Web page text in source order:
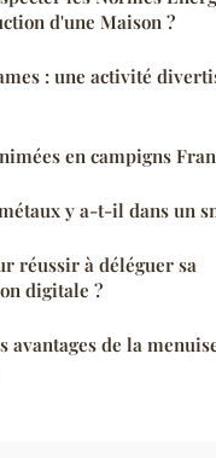
d'une Maison ?
: une activité
en campigns
y a-t-il dans un
réussir à déléguer sa
digitale ?
avantages de la